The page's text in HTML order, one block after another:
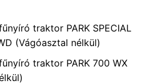
traktor PARK SPECIAL
(Vágóasztal nélkül)
traktor PARK 700 WX